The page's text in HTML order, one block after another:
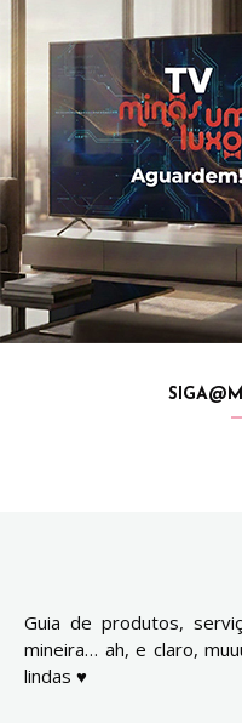
Guia de produtos,
mineira… ah, e claro,
lindas ♥